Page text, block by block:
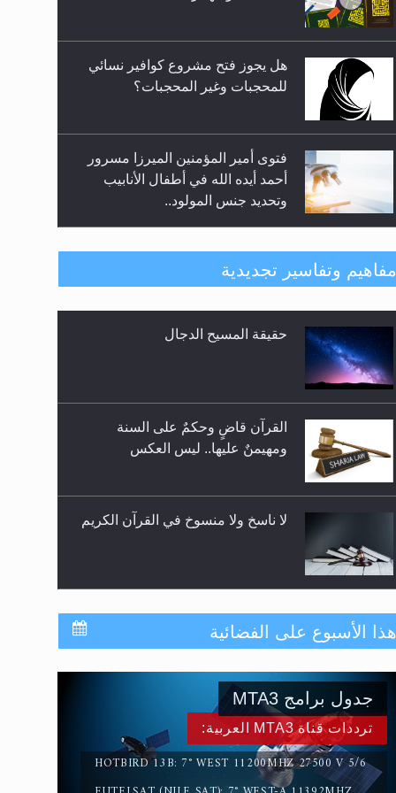
فتوى أمير المؤمنين الميرزا مسرور
أحمد أيده الله في أطفال الأنابيب
هل من الصحيح أن ديّة المرأة
المقتولة تساوي نصف ديّة الرجل
المقتول؟
هل تعتبر الأشفار الاصطناعية
(الرموش الاصطناعية) والأظافر
للوضوء وهل يُسمح الصلاة بها؟
هل يُحسب حول الزكاة وفق السنة
مفاهيم وتفاسير تجديدية
القرآن قاضٍ وحكمٌ على السنة
لا ناسخ ولا منسوخ في القرآن الكريم
المفهوم الحقيقي للجهاد الإسلامي..
سورة التكوير تُنبئ بزمن بعثة المسيح
الموعود عليه السلام
حقيقة المسيح الدجال
هذا الأسبوع على الفضائية
ترددات قناة MTA3 العربية:
HOTBIRD 13B: 7° WEST 11200MHZ 27500 V 5/6
جدول برامج MTA3